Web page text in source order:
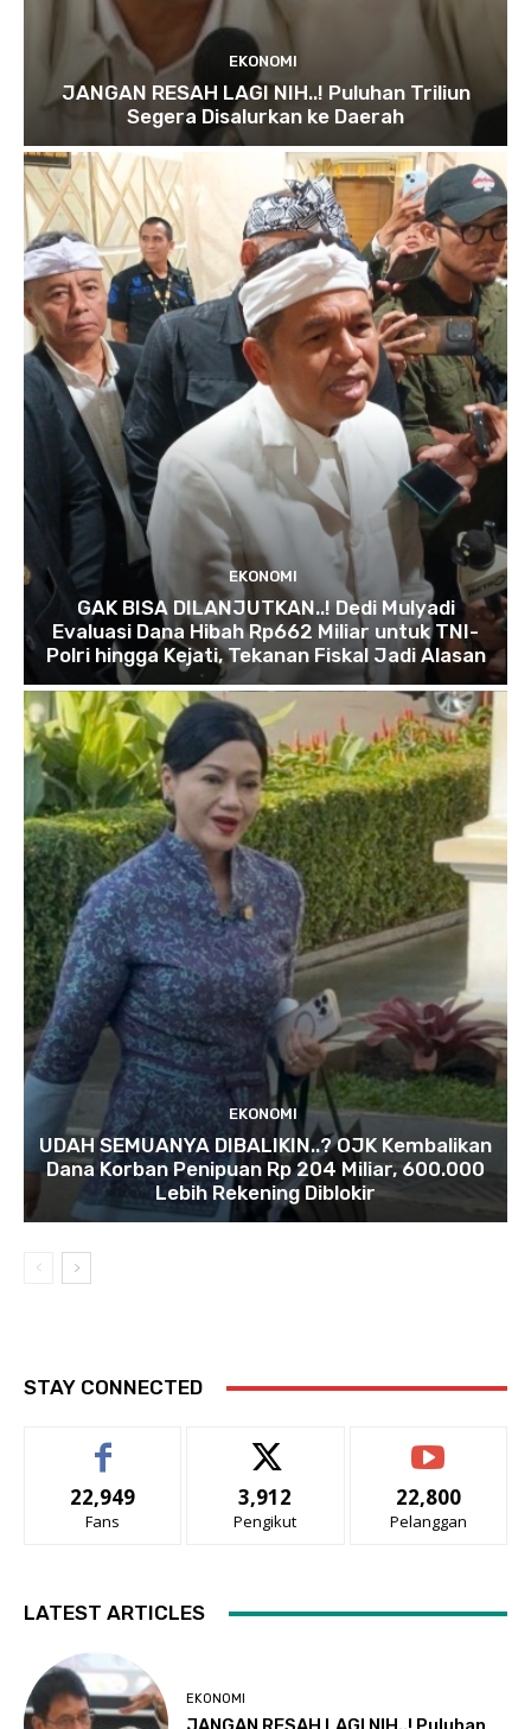
EKONOMI
JANGAN RESAH LAGI NIH..! Puluhan Triliun
Segera Disalurkan ke Daerah
EKONOMI
GAK BISA DILANJUTKAN..! Dedi Mulyadi
Evaluasi Dana Hibah Rp662 Miliar untuk TNI-
Polri hingga Kejati, Tekanan Fiskal Jadi Alasan
EKONOMI
UDAH SEMUANYA DIBALIKIN..? OJK Kembalikan
Dana Korban Penipuan Rp 204 Miliar, 600.000
Lebih Rekening Diblokir
STAY CONNECTED
22,949
Fans
3,912
Pengikut
22,800
Pelanggan
LATEST ARTICLES
EKONOMI